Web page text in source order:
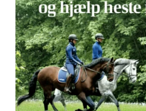
Vær med til at hjælpe
helt gratis!
Nyheder